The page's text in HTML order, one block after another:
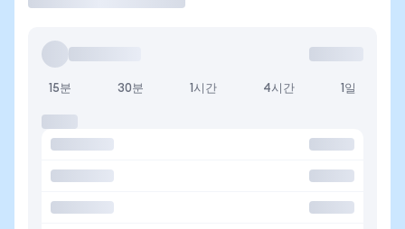
15분 30분 1시간 4시간 1일